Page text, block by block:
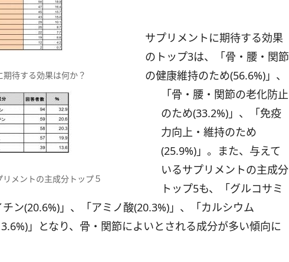
期待する効果は何か？
メントの主成分トップ５
サプリメントに期待する効果
のトップ3は、「骨・腰・関節
の健康維持のため(56.6%)」、
「骨・腰・関節の老化防止
のため(33.2%)」、「免疫
力向上・維持のため
(25.9%)」。また、与えて
いるサプリメントの主成分
トップ5も、「グルコサミ
ン(20.6%)」、「アミノ酸(20.3%)」、「カルシウム
」となり、骨・関節によいとされる成分が多い傾向に